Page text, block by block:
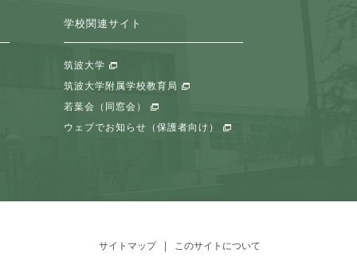
学校関連サイト
筑波大学
筑波大学附属学校教育局
若葉会（同窓会）
ウェブでお知らせ（保護者向け）
サイトマップ このサイトについて